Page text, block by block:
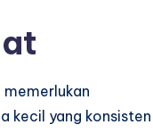
kecil yang konsisten